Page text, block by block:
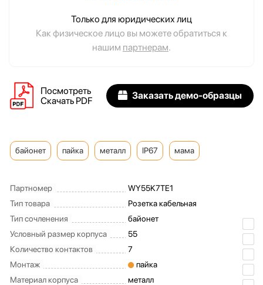
Только для юридических лиц
Как физическое лицо вы можете обратиться к
нашим партнерам.
Посмотреть
Скачать PDF
Заказать демо-образцы
байонет пайка металл IP67 мама
Партномер
WY55K7TE1
Тип товара
Розетка кабельная
Тип сочленения
байонет
Условный размер корпуса
55
Количество контактов
7
Монтаж
пайка
Материал корпуса
металл